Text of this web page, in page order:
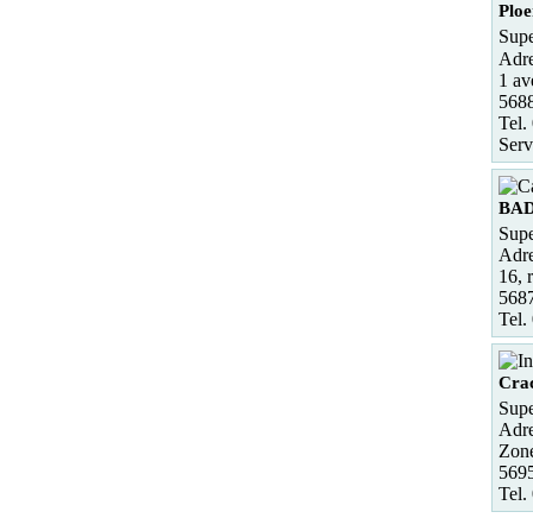
1
Tel.
16,
Tel.
Tel.